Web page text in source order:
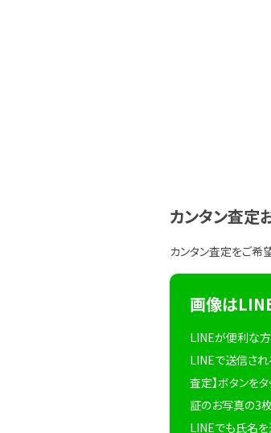
カンタン査定
カンタン査定をご希
画像は
LINEが便利な方
LINEで送信され
査定】ボタンを
証のお写真の3
LINEでも氏名を